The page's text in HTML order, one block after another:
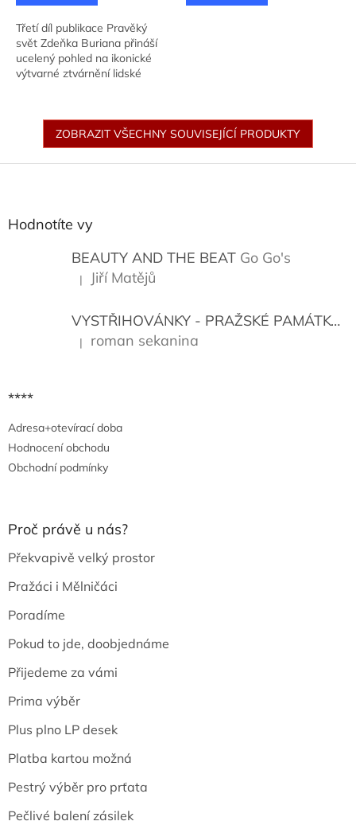
Třetí díl publikace Pravěký
svět Zdeňka Buriana přináší
ucelený pohled na ikonické
výtvarné ztvárnění lidské
umělcův...
ZOBRAZIT VŠECHNY SOUVISEJÍCÍ PRODUKTY
Hodnotíte vy
BEAUTY AND THE BEAT Go Go's
Hodnocení produktu je 5 z 5 hvězdiček.
| Jiří Matějů
VYSTŘIHOVÁNKY - PRAŽSKÉ PAMÁTKY
Hodnocení produktu je 5 z 5 hvězdiček.
| roman sekanina
****
Adresa+otevírací doba
Hodnocení obchodu
Obchodní podmínky
Proč právě u nás?
Překvapivě velký prostor
Pražáci i Mělničáci
Poradíme
Pokud to jde, doobjednáme
Přijedeme za vámi
Prima výběr
Plus plno LP desek
Platba kartou možná
Pestrý výběr pro prťata
Pečlivé balení zásilek